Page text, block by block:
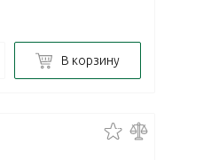
В корзину